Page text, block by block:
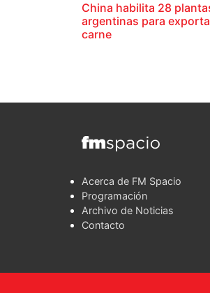
China habilita 28
argentinas para
carne
Acerca de FM Spacio
Programación
Archivo de Noticias
Contacto